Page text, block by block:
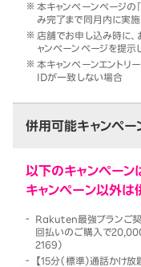
本キャンペーンページの
み完了まで同月内に実
店舗でお申し込み時に
ャンペーンページを提示
本キャンペーンエントリ
IDが一致しない場合
併用可能キャンペー
以下のキャンペーン
キャンペーン以外は
Rakuten最強プランご
回払いのご購入で20,000
2169）
【15分（標準）通話かけ